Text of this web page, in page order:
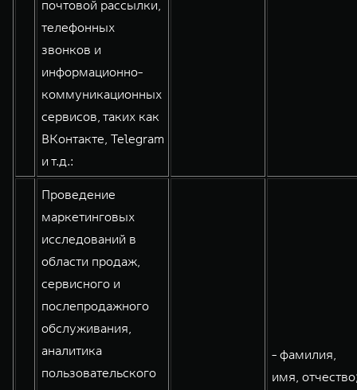
почтовой рассылки,
телефонных
звонков и
информационно-
коммуникационных
сервисов, таких как
ВКонтакте, Telegram
и т.д.:
Проведение
маркетинговых
исследований в
области продаж,
сервисного и
послепродажного
обслуживания,
аналитика
пользовательского
- фамилия,
имя,